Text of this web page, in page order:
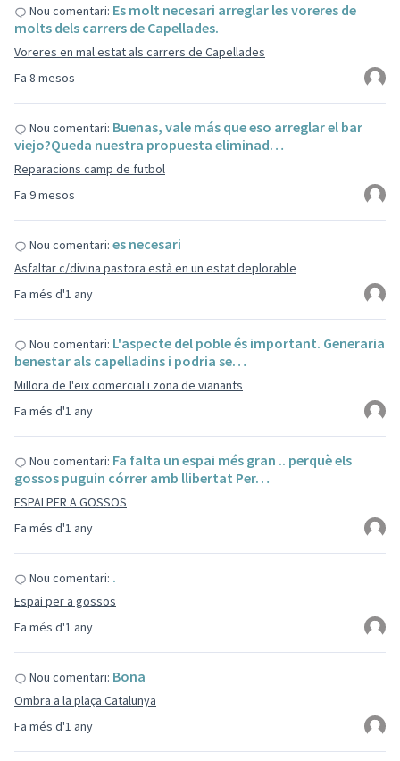
Fa 8 mesos
Nou comentari: Es molt necesari arreglar les voreres de
molts dels carrers de Capellades.
Voreres en mal estat als carrers de Capellades
Fa 9 mesos
Nou comentari: Buenas, vale más que eso arreglar el bar
viejo?Queda nuestra propuesta eliminad…
Reparacions camp de futbol
Fa més d'1 any
Nou comentari: es necesari
Asfaltar c/divina pastora està en un estat deplorable
Fa més d'1 any
Nou comentari: L'aspecte del poble és important. Generaria
benestar als capelladins i podria se…
Millora de l'eix comercial i zona de vianants
Fa més d'1 any
Nou comentari: Fa falta un espai més gran .. perquè els
gossos puguin córrer amb llibertat Per…
ESPAI PER A GOSSOS
Fa més d'1 any
Nou comentari: .
Espai per a gossos
Fa més d'1 any
Nou comentari: Bona
Ombra a la plaça Catalunya